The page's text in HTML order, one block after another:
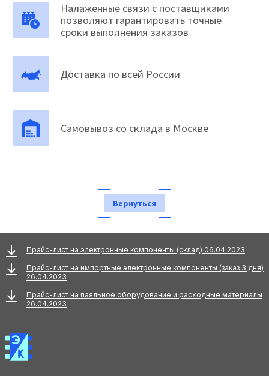
Налаженные связи с поставщиками
позволяют гарантировать точные
сроки выполнения заказов
Доставка по всей России
Самовывоз со склада в Москве
Вернуться
Прайс-лист на электронные компоненты (склад) 06.04.2023
Прайс-лист на импортные электронные компоненты (заказ 3 дня)
26.04.2023
Прайс-лист на паяльное оборудование и расходные материалы
26.04.2023